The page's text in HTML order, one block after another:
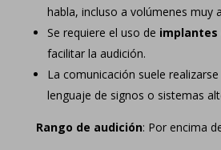
habla, incluso a volúmenes muy
Se requiere el uso de implantes
facilitar la audición.
La comunicación suele
lenguaje de signos o sistemas
Rango de audición: Por encima